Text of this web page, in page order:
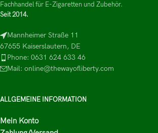
Fachhandel für E-Zigaretten und Zubehör.
Seit 2014.
Mannheimer Straße 11
67655 Kaiserslautern, DE
Phone: 0631 624 633 46
Mail: online@thewayofliberty.com
ALLGEMEINE INFORMATION
Mein Konto